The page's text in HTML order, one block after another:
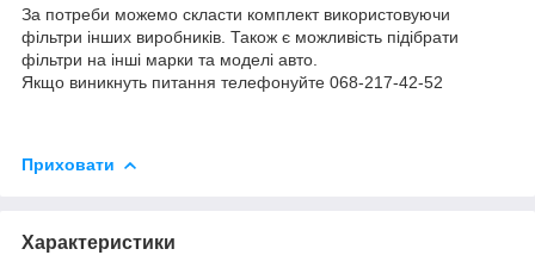
За потреби можемо скласти комплект використовуючи
фільтри інших виробників. Також є можливість підібрати
фільтри на інші марки та моделі авто.
Якщо виникнуть питання телефонуйте 068-217-42-52
Приховати
Характеристики